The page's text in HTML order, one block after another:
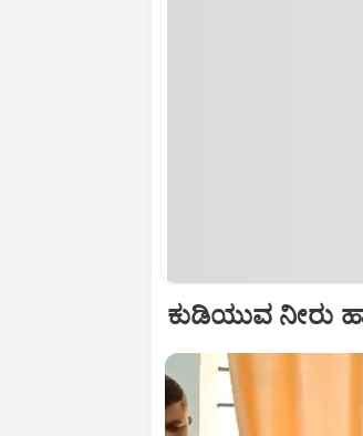
ಕುಡಿಯುವ ನೀರು